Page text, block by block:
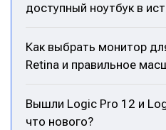
доступный ноутбук в
Как выбрать монитор
Retina и правильное
Вышли Logic Pro 12 и
что нового?